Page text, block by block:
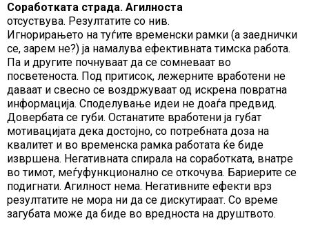
Соработката страда. Агилноста
отсуствува. Резултатите со нив.
Игнорирањето на туѓите временски рамки (а заеднички
се, зарем не?) ја намалува ефективната тимска работа.
Па и другите почнуваат да се сомневаат во
посветеноста. Под притисок, лежерните вработени не
даваат и свесно се воздржуваат од искрена повратна
информација. Споделување идеи не доаѓа предвид.
Довербата се губи. Останатите вработени ја губат
мотивацијата дека достојно, со потребната доза на
квалитет и во временска рамка работата ќе биде
извршена. Негативната спирала на соработката, внатре
во тимот, меѓуфункционално се откочува. Бариерите се
подигнати. Агилност нема. Негативните ефекти врз
резултатите не мора ни да се дискутираат. Со време
загубата може да биде во вредноста на друштвото.